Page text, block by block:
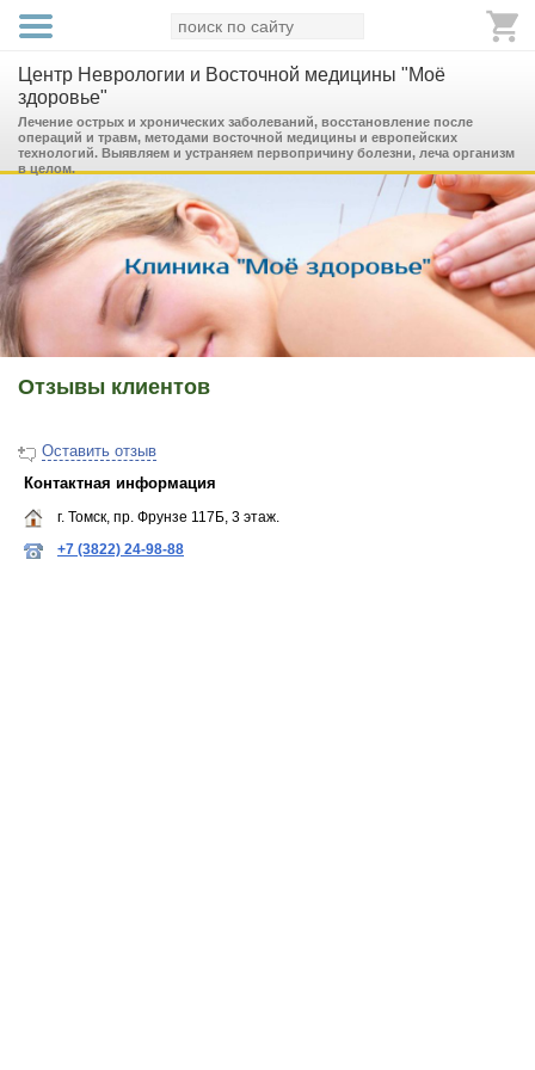
Центр Неврологии и Восточной медицины "Моё
здоровье"
Лечение острых и хронических заболеваний, восстановление после
операций и травм, методами восточной медицины и европейских
технологий. Выявляем и устраняем первопричину болезни, леча организм
в целом.
Отзывы клиентов
Оставить отзыв
Контактная информация
г. Томск, пр. Фрунзе 117Б, 3 этаж.
+7 (3822) 24-98-88